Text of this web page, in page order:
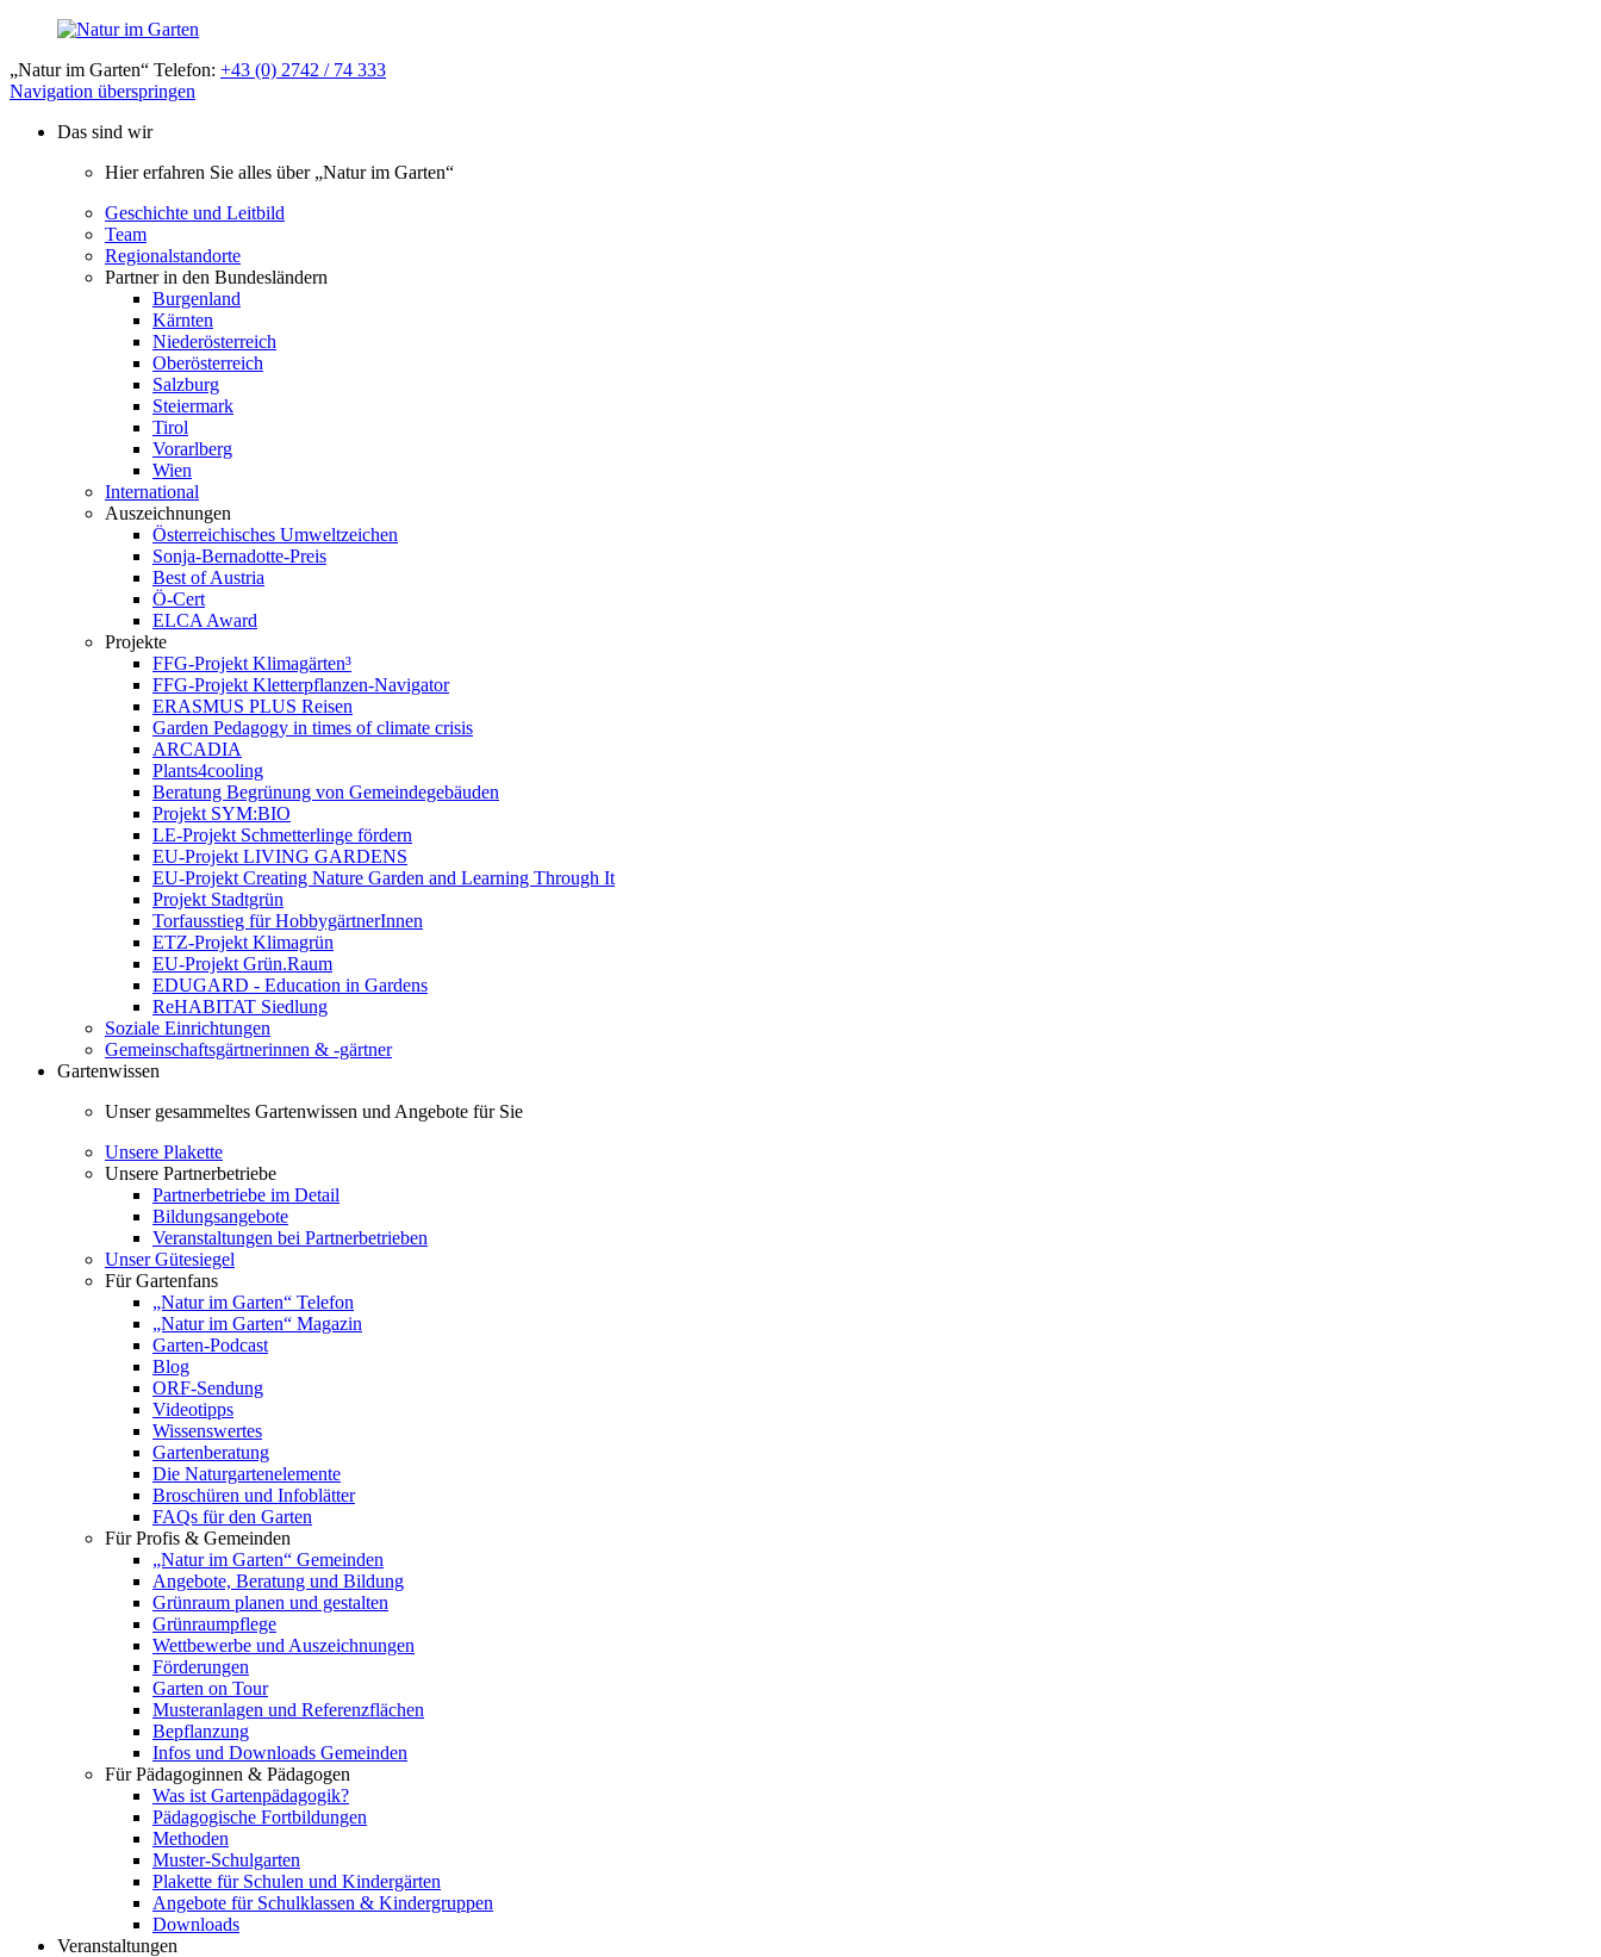
„Natur im Garten“ Telefon: +43 (0) 2742 / 74 333
Navigation überspringen
Das sind wir
Hier erfahren Sie alles über „Natur im Garten“
Geschichte und Leitbild
Team
Regionalstandorte
Partner in den Bundesländern
Burgenland
Kärnten
Niederösterreich
Oberösterreich
Salzburg
Steiermark
Tirol
Vorarlberg
Wien
International
Auszeichnungen
Österreichisches Umweltzeichen
Sonja-Bernadotte-Preis
Best of Austria
Ö-Cert
ELCA Award
Projekte
FFG-Projekt Klimagärten³
FFG-Projekt Kletterpflanzen-Navigator
ERASMUS PLUS Reisen
Garden Pedagogy in times of climate crisis
ARCADIA
Plants4cooling
Beratung Begrünung von Gemeindegebäuden
Projekt SYM:BIO
LE-Projekt Schmetterlinge fördern
EU-Projekt LIVING GARDENS
EU-Projekt Creating Nature Garden and Learning Through It
Projekt Stadtgrün
Torfausstieg für HobbygärtnerInnen
ETZ-Projekt Klimagrün
EU-Projekt Grün.Raum
EDUGARD - Education in Gardens
ReHABITAT Siedlung
Soziale Einrichtungen
Gemeinschaftsgärtnerinnen & -gärtner
Gartenwissen
Unser gesammeltes Gartenwissen und Angebote für Sie
Unsere Plakette
Unsere Partnerbetriebe
Partnerbetriebe im Detail
Bildungsangebote
Veranstaltungen bei Partnerbetrieben
Unser Gütesiegel
Für Gartenfans
„Natur im Garten“ Telefon
„Natur im Garten“ Magazin
Garten-Podcast
Blog
ORF-Sendung
Videotipps
Wissenswertes
Gartenberatung
Die Naturgartenelemente
Broschüren und Infoblätter
FAQs für den Garten
Für Profis & Gemeinden
„Natur im Garten“ Gemeinden
Angebote, Beratung und Bildung
Grünraum planen und gestalten
Grünraumpflege
Wettbewerbe und Auszeichnungen
Förderungen
Garten on Tour
Musteranlagen und Referenzflächen
Bepflanzung
Infos und Downloads Gemeinden
Für Pädagoginnen & Pädagogen
Was ist Gartenpädagogik?
Pädagogische Fortbildungen
Methoden
Muster-Schulgarten
Plakette für Schulen und Kindergärten
Angebote für Schulklassen & Kindergruppen
Downloads
Veranstaltungen